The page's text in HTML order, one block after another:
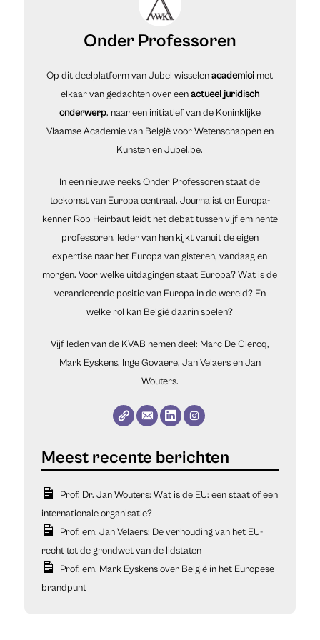
Onder Professoren
Op dit deelplatform van Jubel wisselenacademici met
elkaar van gedachten over eenactueel juridisch
onderwerp, naar een initiatief van de Koninklijke
Vlaamse Academie van België voor Wetenschappen en
Kunsten en Jubel.be.
In een nieuwe reeks Onder Professoren staat de
toekomst van Europa centraal. Journalist en Europa-
kenner Rob Heirbaut leidt het debat tussen vijf eminente
professoren. Ieder van hen kijkt vanuit de eigen
expertise naar het Europa van gisteren, vandaag en
morgen. Voor welke uitdagingen staat Europa? Wat is de
veranderende positie van Europa in de wereld? En
welke rol kan België daarin spelen?
Vijf leden van de KVAB nemen deel: Marc De Clercq,
Mark Eyskens, Inge Govaere, Jan Velaers en Jan
Wouters.
Prof. Dr. Jan Wouters: Wat is de EU: een staat of een
internationale organisatie?
Prof. em. Jan Velaers: De verhouding van het EU-
recht tot de grondwet van de lidstaten
Prof. em. Mark Eyskens over België in het Europese
brandpunt